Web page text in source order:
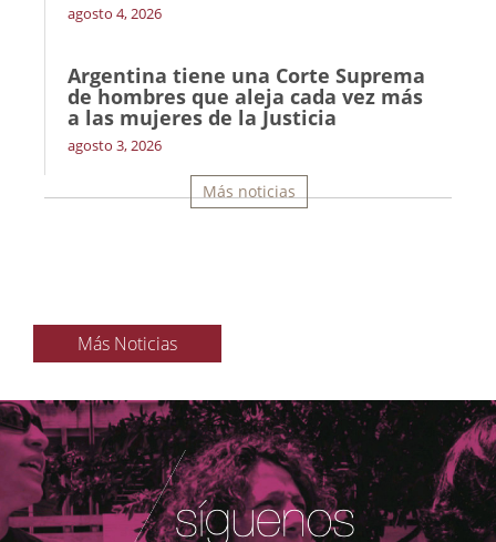
agosto 4, 2026
Argentina tiene una Corte Suprema
de hombres que aleja cada vez más
a las mujeres de la Justicia
agosto 3, 2026
Más noticias
Más Noticias